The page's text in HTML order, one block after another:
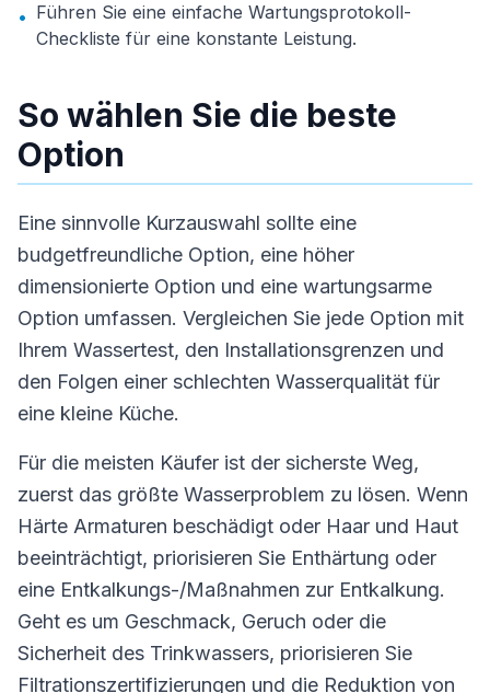
• Führen Sie eine einfache Wartungsprotokoll-
Checkliste für eine konstante Leistung.
So wählen Sie die beste
Option
Eine sinnvolle Kurzauswahl sollte eine
budgetfreundliche Option, eine höher
dimensionierte Option und eine wartungsarme
Option umfassen. Vergleichen Sie jede Option mit
Ihrem Wassertest, den Installationsgrenzen und
den Folgen einer schlechten Wasserqualität für
eine kleine Küche.
Für die meisten Käufer ist der sicherste Weg,
zuerst das größte Wasserproblem zu lösen. Wenn
Härte Armaturen beschädigt oder Haar und Haut
beeinträchtigt, priorisieren Sie Enthärtung oder
eine Entkalkungs-/Maßnahmen zur Entkalkung.
Geht es um Geschmack, Geruch oder die
Sicherheit des Trinkwassers, priorisieren Sie
Filtrationszertifizierungen und die Reduktion von